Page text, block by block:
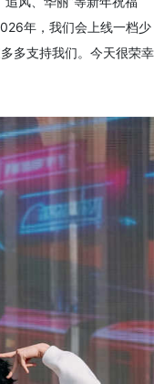
年，我们会上线一档少
多支持我们。今天很荣幸